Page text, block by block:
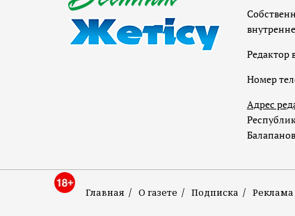
Редактор
Номер
Адрес
Главная О газете Подписка Реклама